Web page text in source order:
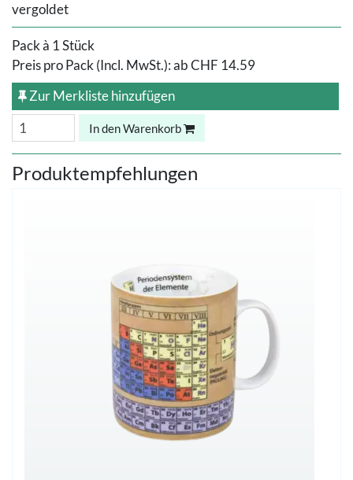
vergoldet
Pack à 1 Stück
Preis pro Pack (Incl. MwSt.):abCHF 14.59
Zur Merkliste hinzufügen
In den Warenkorb
Produktempfehlungen